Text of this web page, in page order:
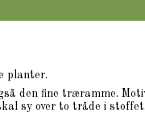
planter.
den fine træramme.
sy over to tråde i stoffet.